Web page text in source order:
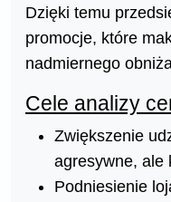
Dzięki temu
promocje, które
nadmiernego
Cele analizy
Zwiększenie
agresywne, ale
Podniesienie